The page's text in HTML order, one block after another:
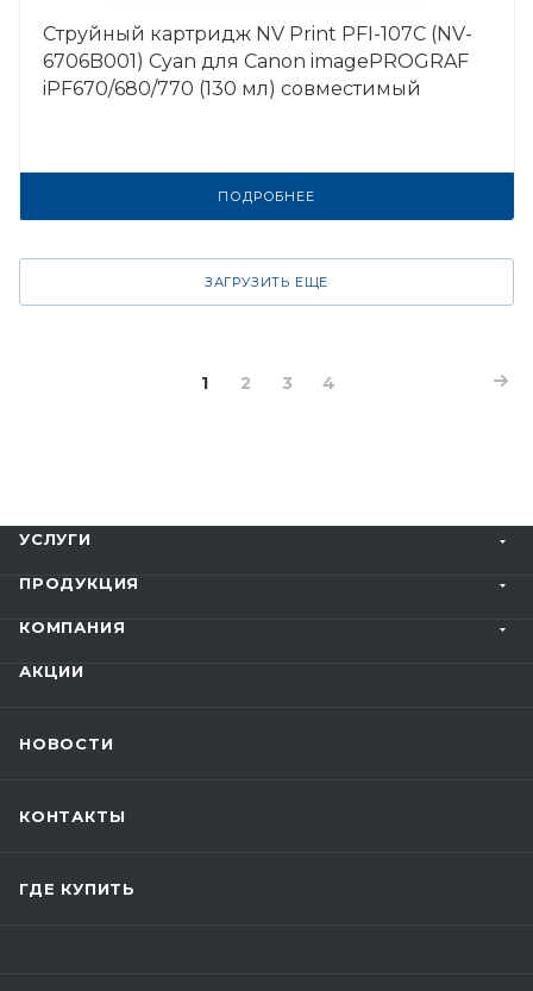
Струйный картридж NV Print PFI-107C (NV-
6706B001) Cyan для Canon imagePROGRAF
iPF670/680/770 (130 мл) совместимый
ПОДРОБНЕЕ
ЗАГРУЗИТЬ ЕЩЕ
1 2 3 4
УСЛУГИ
ПРОДУКЦИЯ
КОМПАНИЯ
АКЦИИ
НОВОСТИ
КОНТАКТЫ
ГДЕ КУПИТЬ